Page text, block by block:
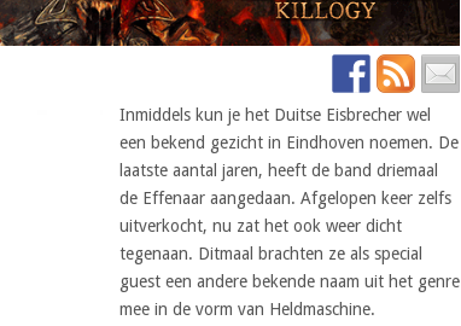
Inmiddels kun je het Duitse Eisbrecher wel
een bekend gezicht in Eindhoven noemen. De
laatste aantal jaren, heeft de band driemaal
de Effenaar aangedaan. Afgelopen keer zelfs
uitverkocht, nu zat het ook weer dicht
tegenaan. Ditmaal brachten ze als special
guest een andere bekende naam uit het genre
mee in de vorm van Heldmaschine.